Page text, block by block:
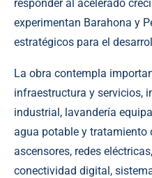
responder al acelerado
experimentan Barahona y
estratégicos para el
La obra contempla
infraestructura y servicios,
industrial, lavandería
agua potable y tratamiento
ascensores, redes
conectividad digital,